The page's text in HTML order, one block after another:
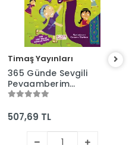
Timaş Yayınları
365 Günde Sevgili
Peygamberim
(Fleksi Cilt) - Gülce
507,69 TL